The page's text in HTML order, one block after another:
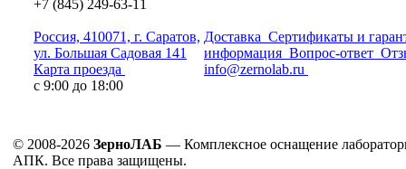
+7 (845) 249-63-11
Россия, 410071, г. Саратов,
ул. Большая Садовая 141
Карта проезда
с 9:00 до 18:00
Доставка Сертификаты и
информация Вопрос-ответ
info@zernolab.ru
© 2008-2026 ЗерноЛАБ — Комплексное оснащение
АПК. Все права защищены.